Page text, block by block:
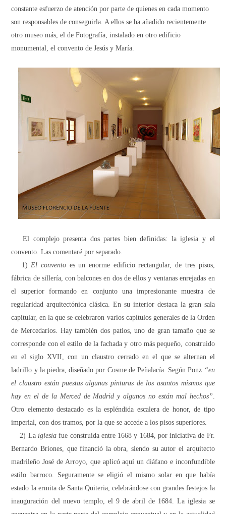
constante esfuerzo de atención por parte de quienes en cada momento
son responsables de conseguirla. A ellos se ha añadido recientemente
otro museo más, el de Fotografía, instalado en otro edificio
monumental, el convento de Jesús y María.
El complejo presenta dos partes bien definidas: la iglesia y el
convento. Las comentaré por separado.
1) El conventoes un enorme edificio rectangular, de tres pisos,
fábrica de sillería, con balcones en dos de ellos y ventanas enrejadas en
el superior formando en conjunto una impresionante muestra de
regularidad arquitectónica clásica. En su interior destaca la gran sala
capitular, en la que se celebraron varios capítulos generales de la Orden
de Mercedarios. Hay también dos patios, uno de gran tamaño que se
corresponde con el estilo de la fachada y otro más pequeño, construido
en el siglo XVII, con un claustro cerrado en el que se alternan el
ladrillo y la piedra, diseñado por Cosme de Peñalacía. Según Ponz “en
el claustro están puestas algunas pinturas de los asuntos mismos que
hay en el de la Mercedde Madrid y algunos no están mal hechos”
Otro elemento destacado es la espléndida escalera de honor, de tipo
imperial, con dos tramos, por la que se accede a los pisos superiores.
2) La iglesiafue construida entre 1668 y 1684, por iniciativa de Fr.
Bernardo Briones, que financió la obra, siendo su autor el arquitecto
madrileño José de Arroyo, que aplicó aquí un diáfano e inconfundible
estilo barroco. Seguramente se eligió el mismo solar en que había
estado la ermita de Santa Quiteria, celebrándose con grandes festejos la
inauguración del nuevo templo, el 9 de abril de 1684. La iglesia se